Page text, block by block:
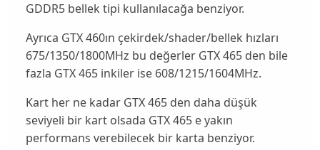
GDDR5 bellek tipi kullanılacağa benziyor.
Ayrıca GTX 460ın çekirdek/shader/bellek hızları
675/1350/1800MHz bu değerler GTX 465 den bile
fazla GTX 465 inkiler ise 608/1215/1604MHz.
Kart her ne kadar GTX 465 den daha düşük
seviyeli bir kart olsada GTX 465 e yakın
performans verebilecek bir karta benziyor.